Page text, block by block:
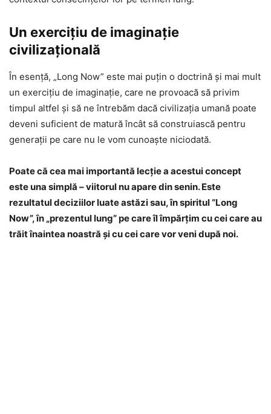
Un exercițiu de imaginație
civilizațională
În esență, „Long Now” este mai puțin o doctrină și mai mult
un exercițiu de imaginație, care ne provoacă să privim
timpul altfel și să ne întrebăm dacă civilizația umană poate
deveni suficient de matură încât să construiască pentru
generații pe care nu le vom cunoaște niciodată.
Poate că cea mai importantă lecție a acestui concept
este una simplă – viitorul nu apare din senin. Este
rezultatul deciziilor luate astăzi sau, în spiritul “Long
Now”, în „prezentul lung” pe care îl împărțim cu cei care au
trăit înaintea noastră și cu cei care vor veni după noi.